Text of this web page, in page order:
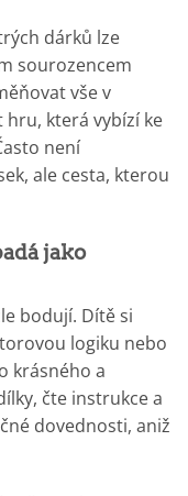
dárků lze
sourozencem
vše v
která vybízí ke
není
ale cesta, kterou
jako
bodují. Dítě si
logiku nebo
krásného a
čte instrukce a
dovednosti, aniž